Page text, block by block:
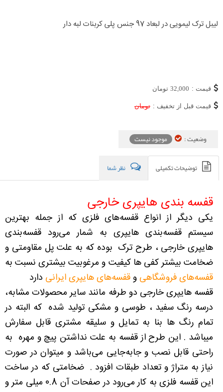
لیبل ترک لیمویی در لبعاد 97 جنس پلی کربنات لبه دار
قیمت : 32,000 تومان
قیمت قبل از تخفیف : تومان
وضعیت : موجود نیست
توضیحات تکمیلی نظر شما
قفسه بندی هایپری خارجی
یکی دیگر از انواع قفسه‌های فلزی که از جمله بهترین
سیستم قفسه‌بندی هایپری به شمار می‌رود قفسه‌بندی
هایپری خارجی ، طرح ترک بوده که به علت پل مقاومتی و
ضخامت بیشتر کفی ها کیفیت و مرغوبیت بیشتری نسبت به
قفسه‌های فروشگاهی و قفسه‌های هایپری ایرانی دارد
قفسه هایپری خارجی دو طرفه مانند سایر محصولات مشابه،
درسه رنگ سفید ، طوسی و مشکی تولید شده که البته در
تمام رنگ ها بنا به تمایل و سلیقه مشتری قابل سفارش
میباشد . این طرح از قفسه به علت نداشتن پیچ و مهره به
راحتی قابل نصب و جابه‌جایی می‌باشد و میتوان در صورت
نیاز به متراژ و تعداد طبقات افزود . ضخامتی که در ساخت
این قفسه فلزی به کار می‌رود در صفحات آن 0.8 میلی متر و